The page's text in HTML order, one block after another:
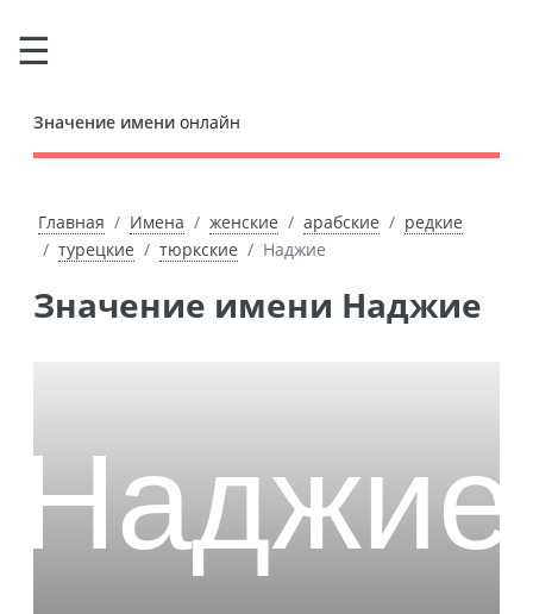
Значение имени онлайн
Главная Имена женские арабские
редкие
турецкие
тюркские Наджие
Значение имени Наджие